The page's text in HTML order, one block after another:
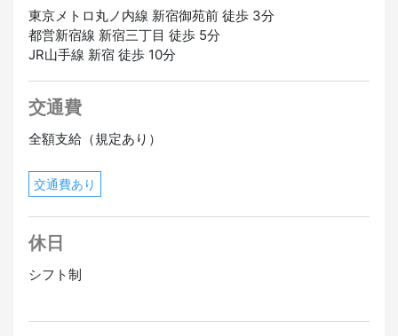
東京メトロ丸ノ内線 新宿御苑前 徒歩 3分
都営新宿線 新宿三丁目 徒歩 5分
JR山手線 新宿 徒歩 10分
交通費
全額支給（規定あり）
交通費あり
休日
シフト制